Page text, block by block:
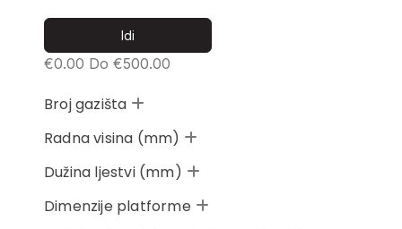
€0.00 Do €500.00
Broj gazišta
Radna visina (mm)
Dužina ljestvi (mm)
Dimenzije platforme